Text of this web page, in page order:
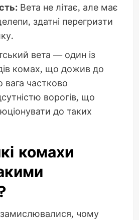
Вета не літає, але має
здатні перегризти
вета — один із
комах, що дожив до
вага частково
ворогів, що
до таких
комахи
чому